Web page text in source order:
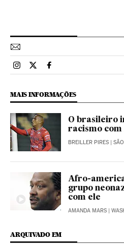
Esportes El País Brasil en
Esportes El País Brasil en
Esportes El País
MAIS INFORMAÇÕES
O brasileiro
racismo com
BREILLER PIRES |
Afro-
grupo
com ele
AMANDA MARS |
ARQUIVADO EM